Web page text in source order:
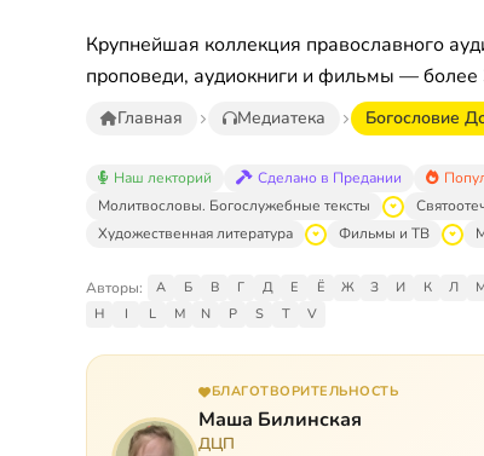
Крупнейшая коллекция православного
проповеди, аудиокниги и фильмы —
Главная Медиатека Богословие
Наш лекторий Сделано в Предании
Молитвословы. Богослужебные тексты
Художественная литература
Фильмы и ТВ
Авторы: А Б В Г Д Е Ё Ж З И К Л
H
I L M N P S T V
БЛАГОТВОРИТЕЛЬНОСТЬ
Маша Билинская
ДЦП